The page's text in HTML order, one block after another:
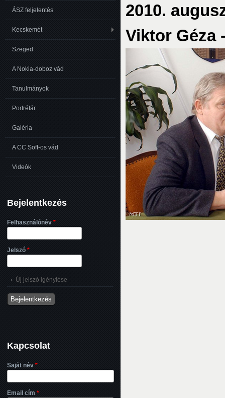
2010.
Viktor Géza
ÁSZ feljelentés
Kecskemét
Szeged
A Nokia-doboz vád
Tanulmányok
Portrétár
Galéria
A CC Soft-os vád
Videók
Bejelentkezés
Felhasználónév *
Jelszó *
Új jelszó igénylése
Kapcsolat
Saját név *
Email cím *